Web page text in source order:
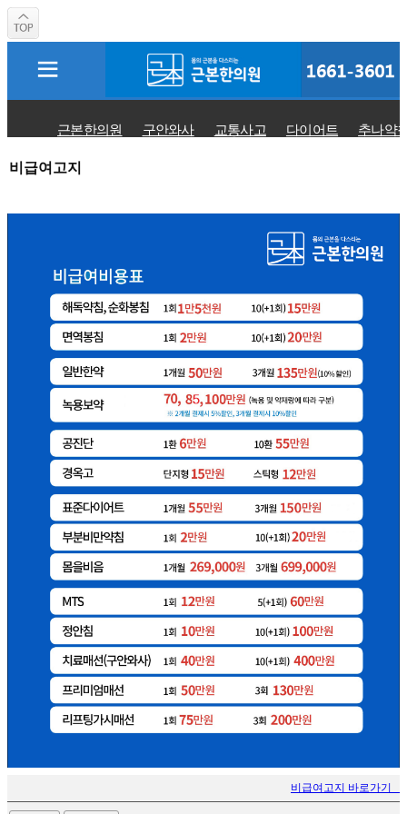
근본한의원 구안와사 교통사고 다이어트 추나약
비급여고지
비급여고지 바로가기